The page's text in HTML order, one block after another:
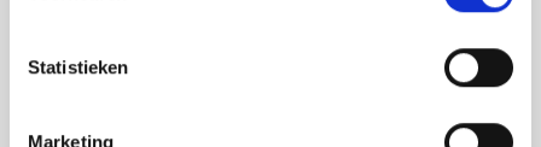
Statistieken
Marketing
adviseurs van het team richtlijnen NCJ. Als zij
feedback meegenomen wordt met de